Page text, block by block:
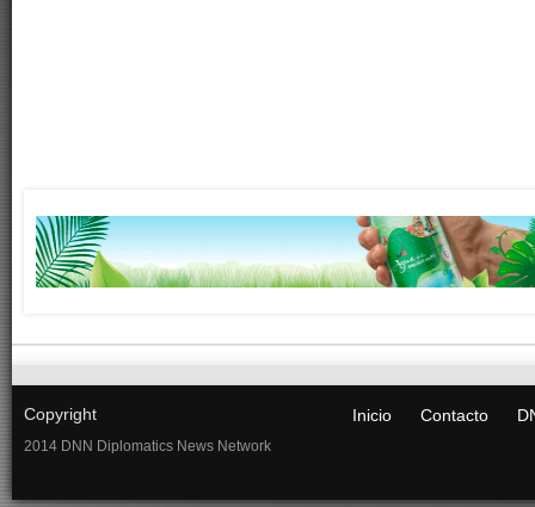
Copyright
2014 DNN Diplomatics News Network
Inicio Contacto